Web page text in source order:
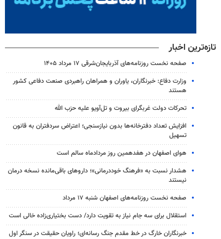
تازه‌ترین اخبار
صفحه نخست روزنامه‌های آذربایجان‌شرقی ۱۷ مرداد ۱۴۰۵
وزارت دفاع: خبرنگاران، یاوران و همراهان راهبردی صنعت دفاعی کشور
هستند
تحرکات دولت غربگرای بیروت و تل‌آویو علیه حزب الله
افزایش تعداد دفترخانه‌ها بدون نیازسنجی؛ اعتراض سردفتران به قانون
تسهیل
هوای اصفهان در هفدهمین روز مردادماه سالم است
هشدار نسبت به «فرهنگ خوددرمانی»؛ داروهای باقی‌مانده نسخه درمان
نیستند
صفحه نخست روزنامه‌های اصفهان شنبه ۱۷ مرداد
استقلال برای سه جام نیاز به تقویت دارد/ دست بختیاری‌زاده خالی است
خبرنگاران خارگ در خط مقدم جنگ رسانه‌ای؛ راویان حقیقت در سنگر اول